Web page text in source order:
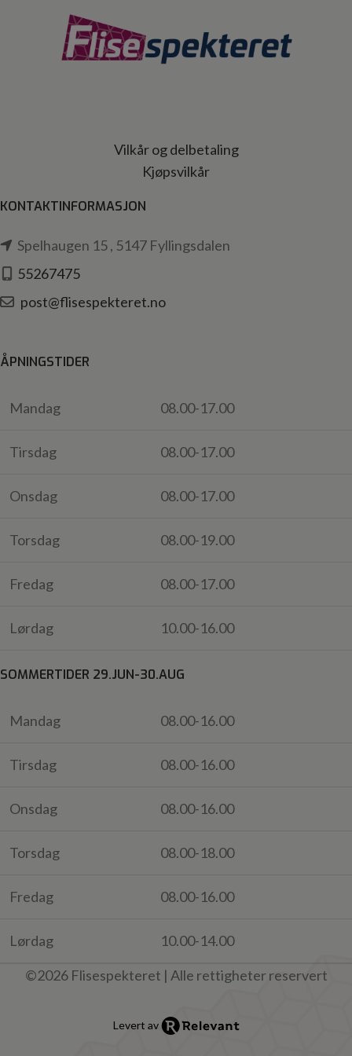
Vilkår og delbetaling
Kjøpsvilkår
KONTAKTINFORMASJON
Spelhaugen 15 , 5147 Fyllingsdalen
55267475
post@flisespekteret.no
ÅPNINGSTIDER
Mandag 08.00-17.00
Tirsdag 08.00-17.00
Onsdag 08.00-17.00
Torsdag 08.00-19.00
Fredag 08.00-17.00
Lørdag 10.00-16.00
SOMMERTIDER 29.JUN-30.AUG
Mandag 08.00-16.00
Tirsdag 08.00-16.00
Onsdag 08.00-16.00
Torsdag 08.00-18.00
Fredag 08.00-16.00
Lørdag
10.00-14.00
©2026 Flisespekteret | Alle rettigheter reservert
Levert av